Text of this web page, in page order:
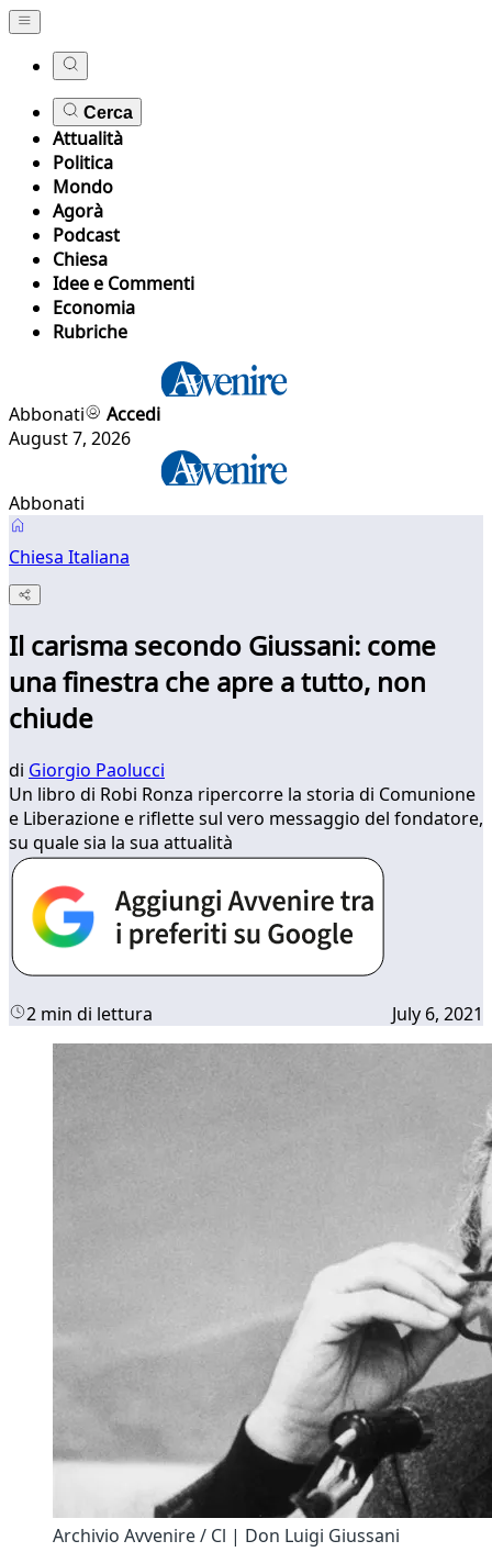
Cerca
Attualità
Politica
Mondo
Agorà
Podcast
Chiesa
Idee e Commenti
Economia
Rubriche
Abbonati
Accedi
August 7, 2026
Abbonati
Chiesa Italiana
Il carisma secondo Giussani: come
una finestra che apre a tutto, non
chiude
di Giorgio Paolucci
Un libro di Robi Ronza ripercorre la storia di Comunione
e Liberazione e riflette sul vero messaggio del fondatore,
su quale sia la sua attualità
2 min di lettura July 6, 2021
Archivio Avvenire / Cl | Don Luigi Giussani